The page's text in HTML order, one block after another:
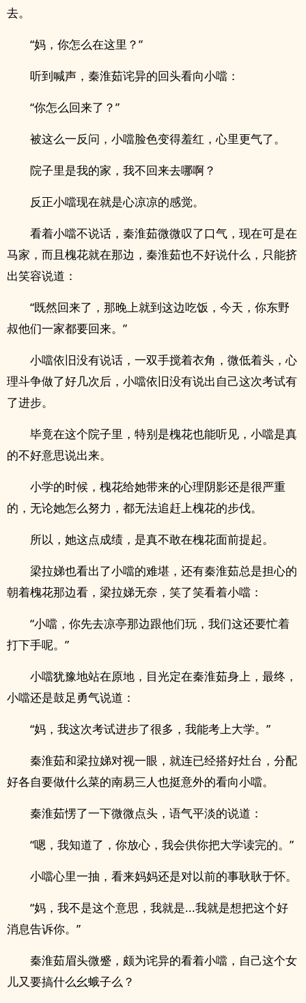
去。
“妈，你怎么在这里？”
听到喊声，秦淮茹诧异的回头看向小噹：
“你怎么回来了？”
被这么一反问，小噹脸色变得羞红，心里更气了。
院子里是我的家，我不回来去哪啊？
反正小噹现在就是心凉凉的感觉。
看着小噹不说话，秦淮茹微微叹了口气，现在可是在
马家，而且槐花就在那边，秦淮茹也不好说什么，只能挤
出笑容说道：
“既然回来了，那晚上就到这边吃饭，今天，你东野
叔他们一家都要回来。”
小噹依旧没有说话，一双手搅着衣角，微低着头，心
理斗争做了好几次后，小噹依旧没有说出自己这次考试有
了进步。
毕竟在这个院子里，特别是槐花也能听见，小噹是真
的不好意思说出来。
小学的时候，槐花给她带来的心理阴影还是很严重
的，无论她怎么努力，都无法追赶上槐花的步伐。
所以，她这点成绩，是真不敢在槐花面前提起。
梁拉娣也看出了小噹的难堪，还有秦淮茹总是担心的
朝着槐花那边看，梁拉娣无奈，笑了笑看着小噹：
“小噹，你先去凉亭那边跟他们玩，我们这还要忙着
打下手呢。”
小噹犹豫地站在原地，目光定在秦淮茹身上，最终，
小噹还是鼓足勇气说道：
“妈，我这次考试进步了很多，我能考上大学。”
秦淮茹和梁拉娣对视一眼，就连已经搭好灶台，分配
好各自要做什么菜的南易三人也挺意外的看向小噹。
秦淮茹愣了一下微微点头，语气平淡的说道：
“嗯，我知道了，你放心，我会供你把大学读完的。”
小噹心里一抽，看来妈妈还是对以前的事耿耿于怀。
“妈，我不是这个意思，我就是...我就是想把这个好
消息告诉你。”
秦淮茹眉头微蹙，颇为诧异的看着小噹，自己这个女
儿又要搞什么幺蛾子么？